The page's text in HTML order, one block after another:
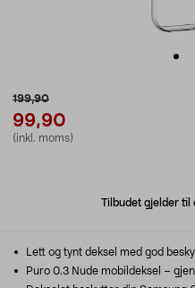
199,90
99,90
(inkl. moms)
Tilbudet gjelder til
Lett og tynt deksel med god
Puro 0.3 Nude mobildeksel –